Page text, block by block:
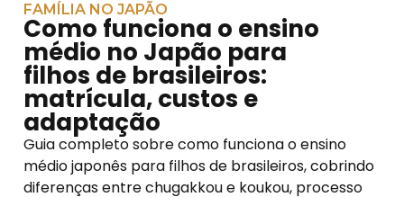
FAMÍLIA NO JAPÃO
Como funciona o ensino
médio no Japão para
filhos de brasileiros:
matrícula, custos e
adaptação
Guia completo sobre como funciona o ensino
médio japonês para filhos de brasileiros, cobrindo
diferenças entre chugakkou e koukou, processo